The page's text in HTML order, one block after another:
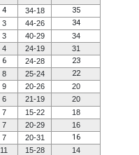
4 34-18 35
3 44-26 34
3 40-29
34
4 24-19
31
6 24-28 23
8 25-24 22
9 20-26
20
6 21-19
20
7 15-22
18
7 20-29
16
7 20-31 16
11 15-28
14